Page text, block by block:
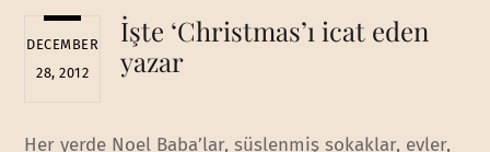
DECEMBER
28, 2012
İşte ‘Christmas’ı icat eden
yazar
Her yerde Noel Baba’lar, süslenmiş sokaklar, evler,